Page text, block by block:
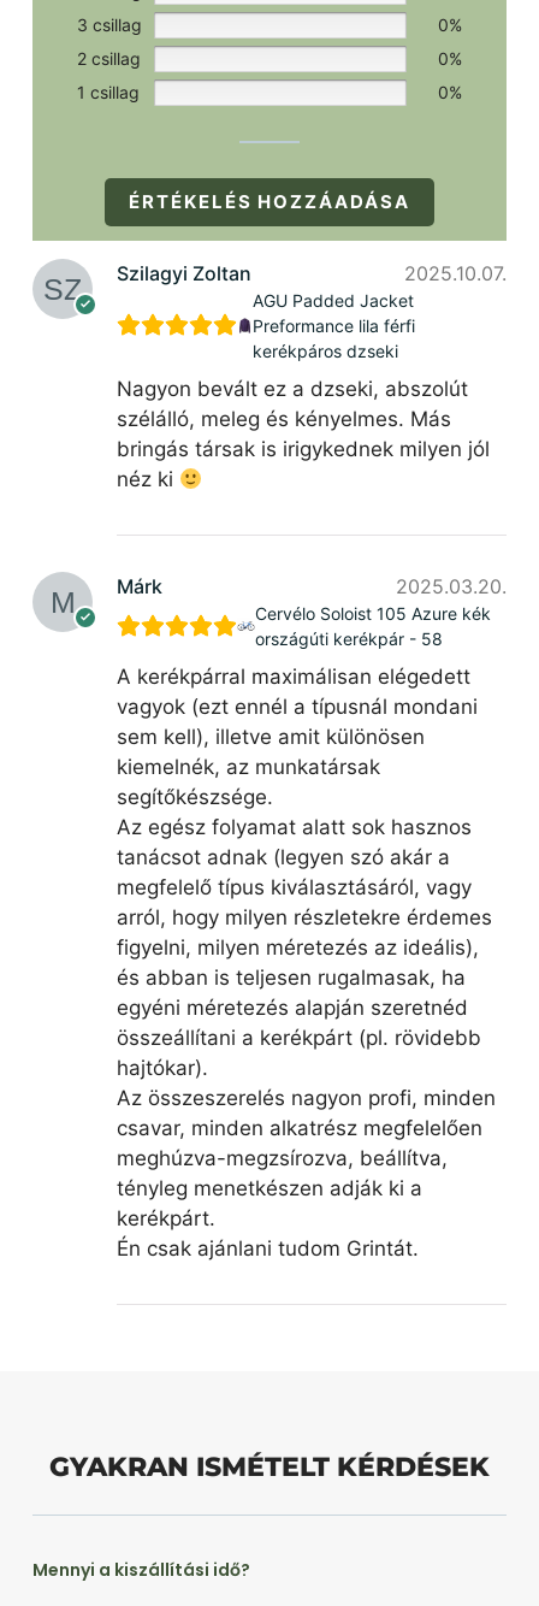
3 csillag
0%
2 csillag
0%
1 csillag
0%
ÉRTÉKELÉS HOZZÁADÁSA
Szilagyi Zoltan 2025.10.07.
AGU Padded Jacket
Preformance lila férfi
kerékpáros dzseki
Nagyon bevált ez a dzseki, abszolút
szélálló, meleg és kényelmes. Más
bringás társak is irigykednek milyen jól
néz ki
Márk 2025.03.20.
Cervélo Soloist 105 Azure kék
országúti kerékpár - 58
A kerékpárral maximálisan elégedett
vagyok (ezt ennél a típusnál mondani
sem kell), illetve amit különösen
kiemelnék, az munkatársak
segítőkészsége.
Az egész folyamat alatt sok hasznos
tanácsot adnak (legyen szó akár a
megfelelő típus kiválasztásáról, vagy
arról, hogy milyen részletekre érdemes
figyelni, milyen méretezés az ideális),
és abban is teljesen rugalmasak, ha
egyéni méretezés alapján szeretnéd
összeállítani a kerékpárt (pl. rövidebb
hajtókar).
Az összeszerelés nagyon profi, minden
csavar, minden alkatrész megfelelően
meghúzva-megzsírozva, beállítva,
tényleg menetkészen adják ki a
kerékpárt.
Én csak ajánlani tudom Grintát.
GYAKRAN ISMÉTELT KÉRDÉSEK
Mennyi a kiszállítási idő?